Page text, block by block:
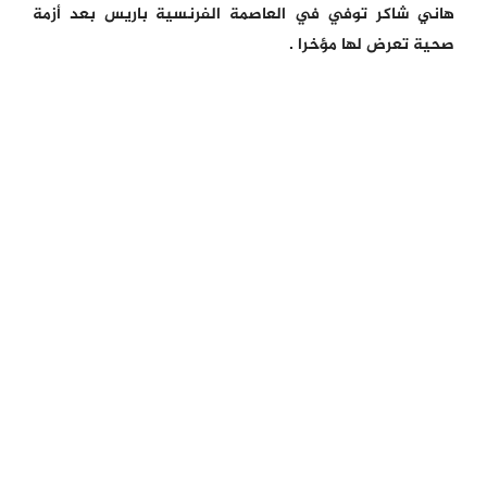
هاني شاكر توفي في العاصمة الفرنسية باريس بعد أزمة
صحية تعرض لها مؤخرا .